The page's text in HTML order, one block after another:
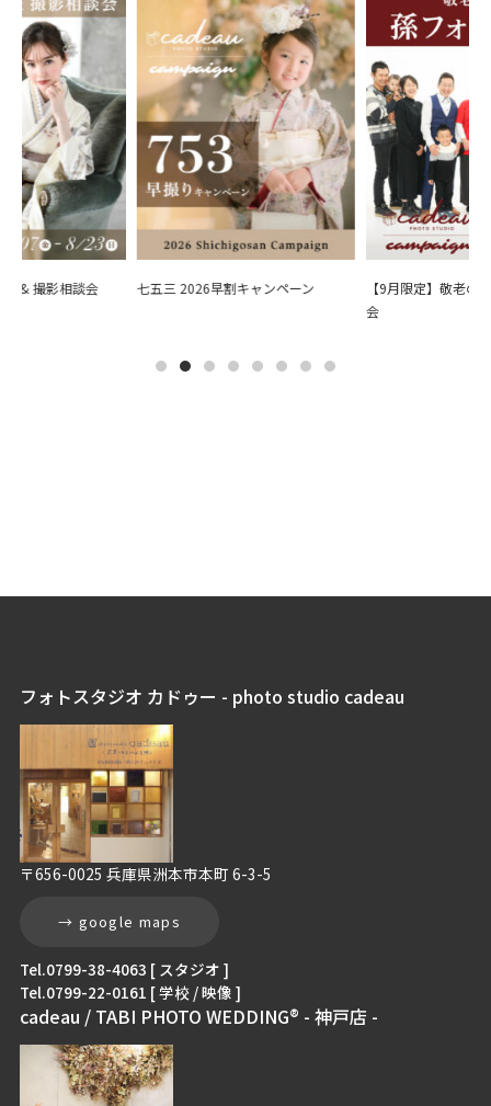
& 撮影相談会 七五三 2026早割キャンペーン
【9月限定】敬老の
会
フォトスタジオ カドゥー - photo studio cadeau
〒656-0025 兵庫県洲本市本町 6-3-5
→ google maps
Tel.0799-38-4063 [ スタジオ ]
Tel.0799-22-0161 [ 学校 / 映像 ]
cadeau / TABI PHOTO WEDDING® - 神戸店 -